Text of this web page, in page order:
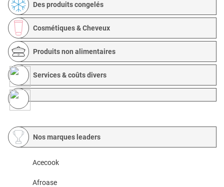
Des produits congelés
Cosmétiques & Cheveux
Produits non alimentaires
Services & coûts divers
Nos marques leaders
Acecook
Afroase